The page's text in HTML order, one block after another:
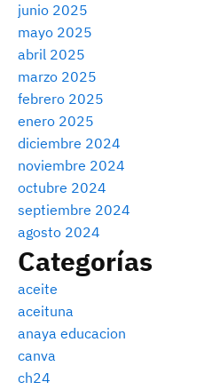
junio 2025
mayo 2025
abril 2025
marzo 2025
febrero 2025
enero 2025
diciembre 2024
noviembre 2024
octubre 2024
septiembre 2024
agosto 2024
Categorías
aceite
aceituna
anaya educacion
canva
ch24